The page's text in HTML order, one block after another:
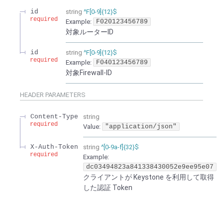
id
required
string ^F[0-9]{12}$
Example:
F020123456789
対象ルーターID
id
required
string ^F[0-9]{12}$
Example:
F040123456789
対象Firewall-ID
HEADER PARAMETERS
Content-Type
required
string
Value: "application/json"
X-Auth-Token
required
string ^[0-9a-f]{32}$
Example:
dc03494823a841338430052e9ee95e07
クライアントが Keystone を利用して取得
した認証 Token